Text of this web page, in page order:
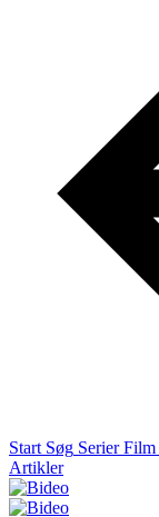
Start Søg Serier Film
Artikler